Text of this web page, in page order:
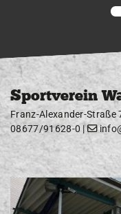
Sportverein
Franz-Alexander-Straße
08677/91628-0 |